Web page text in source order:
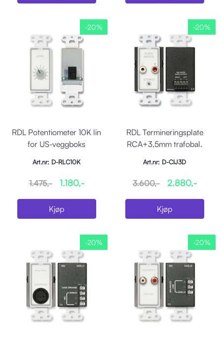
-20%
RDL Potentiometer 10K lin
for US-veggboks
Art.nr: D-RLC10K
1.475,- 1.180,-
Kjøp
-20%
RDL Termineringsplate
RCA+3,5mm trafobal.
Art.nr: D-CIJ3D
3.600,- 2.880,-
Kjøp
-20% -20%